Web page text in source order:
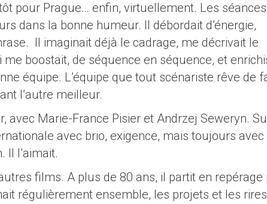
pour Prague… enfin, virtuellement. Les
dans la bonne humeur. Il débordait d’énergie,
Il imaginait déjà le cadrage, me décrivait le
me boostait, de séquence en séquence, et
équipe. L’équipe que tout scénariste rêve de
l’autre meilleur.
avec Marie-France Pisier et Andrzej Seweryn.
avec brio, exigence, mais toujours avec
Il l’aimait.
films. A plus de 80 ans, il partit en repérage
régulièrement ensemble, les projets et les rires